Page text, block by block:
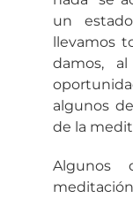
un
llevamos
damos,
algunos
de la
Algunos